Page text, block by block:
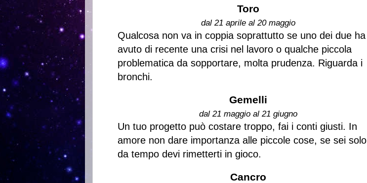
Toro
dal 21 aprile al 20 maggio
Qualcosa non va in coppia soprattutto se uno dei due ha
avuto di recente una crisi nel lavoro o qualche piccola
problematica da sopportare, molta prudenza. Riguarda i
bronchi.
Gemelli
dal 21 maggio al 21 giugno
Un tuo progetto può costare troppo, fai i conti giusti. In
amore non dare importanza alle piccole cose, se sei solo
da tempo devi rimetterti in gioco.
Cancro